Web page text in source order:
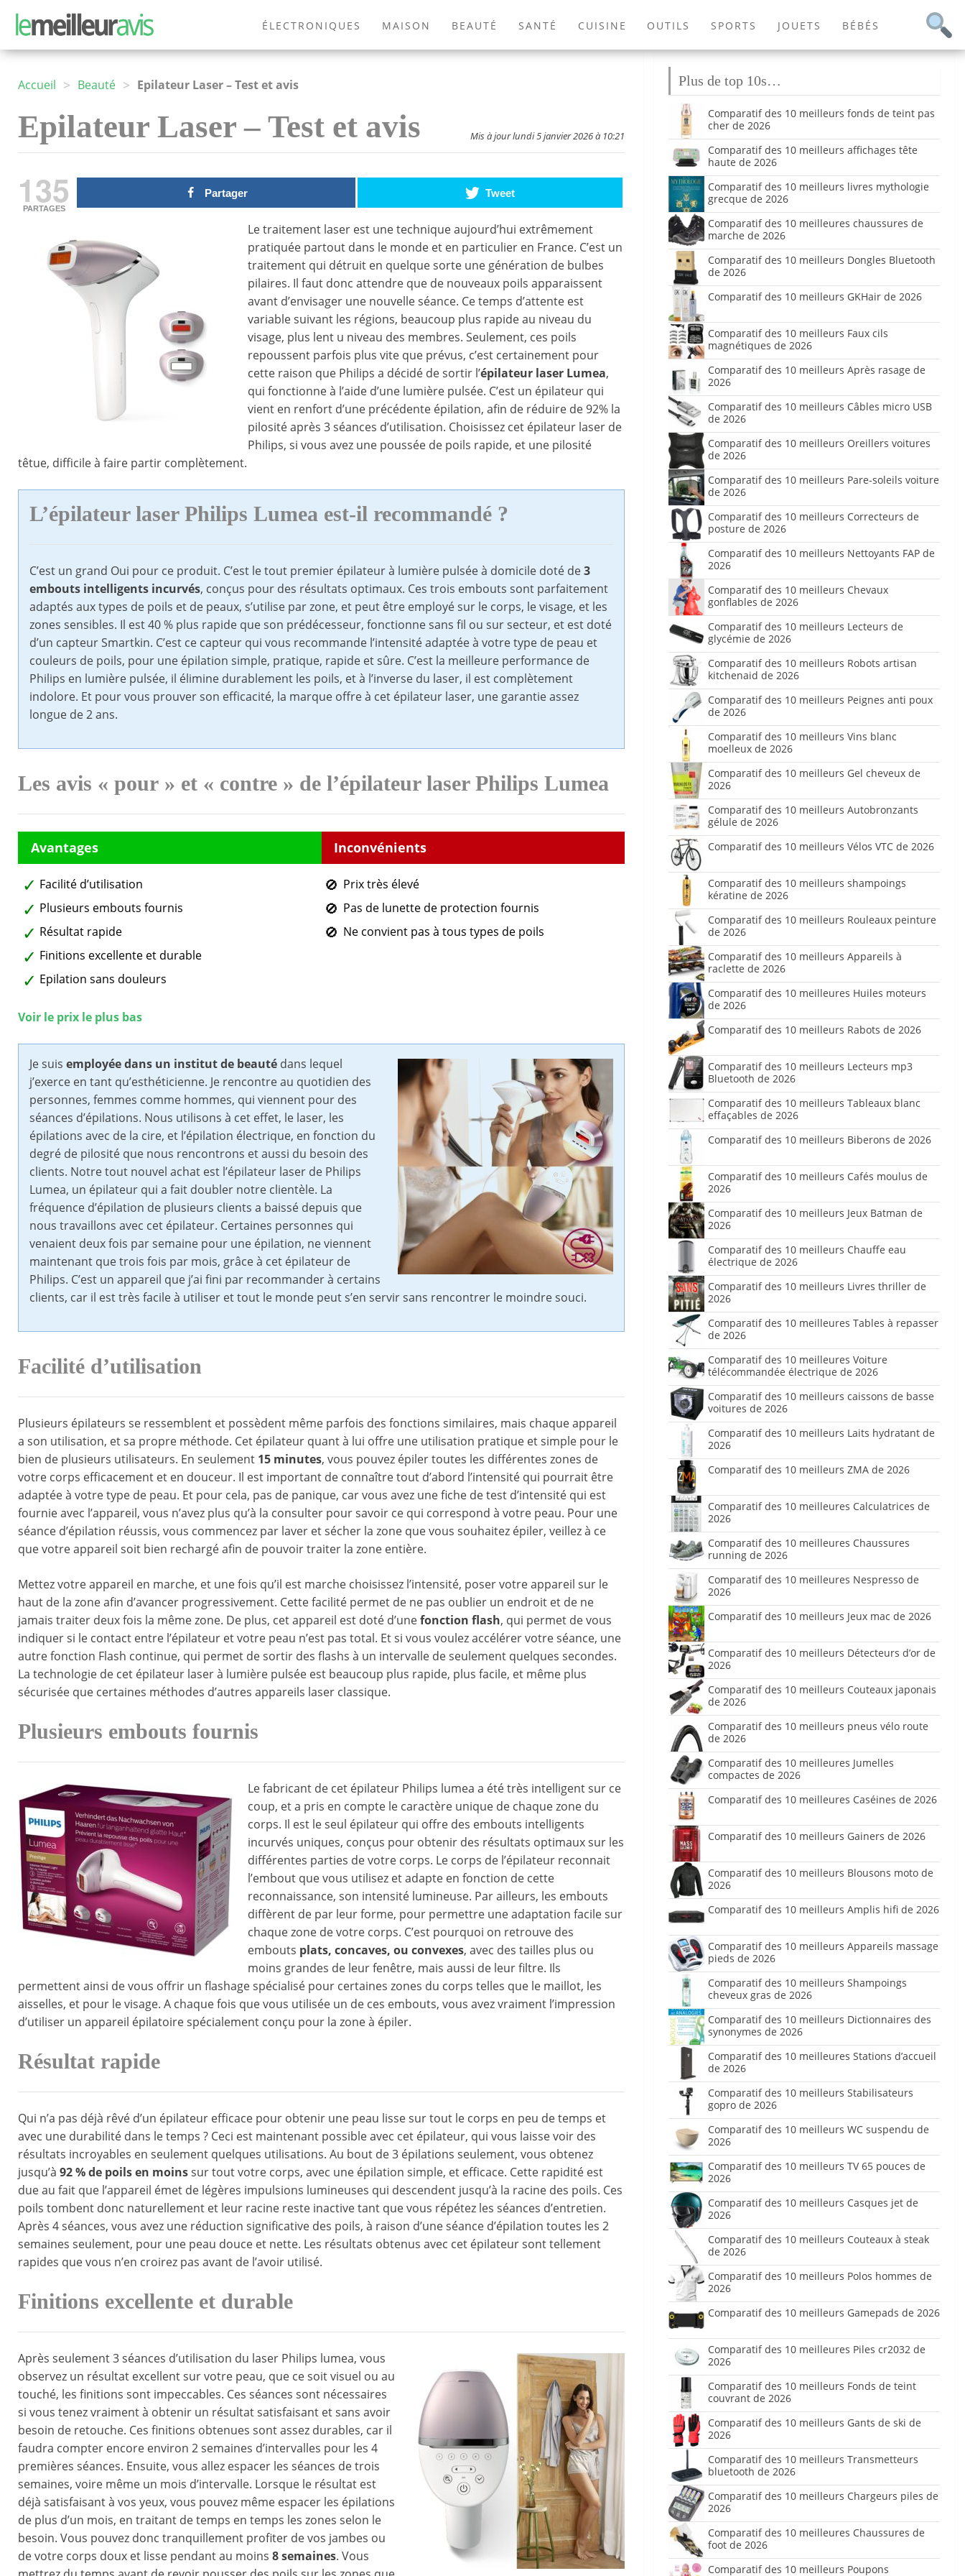
ÉLECTRONIQUES MAISON BEAUTÉ SANTÉ CUISINE OUTILS SPORTS JOUETS BÉBÉS
MODE EXTÉRIEUR ANIMAUX JEUX VIDÉOS LIVRES
Accueil > Beauté > Epilateur Laser – Test et avis
Epilateur Laser – Test et avis Mis à jour lundi 5 janvier 2026 à 10:21
135
PARTAGES
Partager Tweet
Le traitement laser est une technique aujourd’hui extrêmement
pratiquée partout dans le monde et en particulier en France. C’est un
traitement qui détruit en quelque sorte une génération de bulbes
pilaires. Il faut donc attendre que de nouveaux poils apparaissent
avant d’envisager une nouvelle séance. Ce temps d’attente est
variable suivant les régions, beaucoup plus rapide au niveau du
visage, plus lent u niveau des membres. Seulement, ces poils
repoussent parfois plus vite que prévus, c’est certainement pour
cette raison que Philips a décidé de sortir l’épilateur laser Lumea,
qui fonctionne à l’aide d’une lumière pulsée. C’est un épilateur qui
vient en renfort d’une précédente épilation, afin de réduire de 92% la
pilosité après 3 séances d’utilisation. Choisissez cet épilateur laser de
Philips, si vous avez une poussée de poils rapide, et une pilosité
têtue, difficile à faire partir complètement.
L’épilateur laser Philips Lumea est-il recommandé ?
C’est un grand Oui pour ce produit. C’est le tout premier épilateur à lumière pulsée à domicile doté de3
embouts intelligents incurvés, conçus pour des résultats optimaux. Ces trois embouts sont parfaitement
adaptés aux types de poils et de peaux, s’utilise par zone, et peut être employé sur le corps, le visage, et les
zones sensibles. Il est 40 % plus rapide que son prédécesseur, fonctionne sans fil ou sur secteur, et est doté
d’un capteur Smartkin. C’est ce capteur qui vous recommande l’intensité adaptée à votre type de peau et
couleurs de poils, pour une épilation simple, pratique, rapide et sûre. C’est la meilleure performance de
Philips en lumière pulsée, il élimine durablement les poils, et à l’inverse du laser, il est complètement
indolore. Et pour vous prouver son efficacité, la marque offre à cet épilateur laser, une garantie assez
longue de 2 ans.
Les avis « pour » et « contre » de l’épilateur laser Philips Lumea
Facilité d’utilisation
Plusieurs embouts fournis
Résultat rapide
Finitions excellente et durable
Epilation sans douleurs
Prix très élevé
Pas de lunette de protection fournis
Ne convient pas à tous types de poils
Voir le prix le plus bas
Je suis employée dans un institut de beauté dans lequel
j’exerce en tant qu’esthéticienne. Je rencontre au quotidien des
personnes, femmes comme hommes, qui viennent pour des
séances d’épilations. Nous utilisons à cet effet, le laser, les
épilations avec de la cire, et l’épilation électrique, en fonction du
degré de pilosité que nous rencontrons et aussi du besoin des
clients. Notre tout nouvel achat est l’épilateur laser de Philips
Lumea, un épilateur qui a fait doubler notre clientèle. La
fréquence d’épilation de plusieurs clients a baissé depuis que
nous travaillons avec cet épilateur. Certaines personnes qui
venaient deux fois par semaine pour une épilation, ne viennent
maintenant que trois fois par mois, grâce à cet épilateur de
Philips. C’est un appareil que j’ai fini par recommander à certains
clients, car il est très facile à utiliser et tout le monde peut s’en servir sans rencontrer le moindre souci.
Facilité d’utilisation
Plusieurs épilateurs se ressemblent et possèdent même parfois des fonctions similaires, mais chaque appareil
a son utilisation, et sa propre méthode. Cet épilateur quant à lui offre une utilisation pratique et simple pour le
bien de plusieurs utilisateurs. En seulement 15 minutes, vous pouvez épiler toutes les différentes zones de
votre corps efficacement et en douceur. Il est important de connaître tout d’abord l’intensité qui pourrait être
adaptée à votre type de peau. Et pour cela, pas de panique, car vous avez une fiche de test d’intensité qui est
fournie avec l’appareil, vous n’avez plus qu’à la consulter pour savoir ce qui correspond à votre peau. Pour une
séance d’épilation réussis, vous commencez par laver et sécher la zone que vous souhaitez épiler, veillez à ce
que votre appareil soit bien rechargé afin de pouvoir traiter la zone entière.
Mettez votre appareil en marche, et une fois qu’il est marche choisissez l’intensité, poser votre appareil sur le
haut de la zone afin d’avancer progressivement. Cette facilité permet de ne pas oublier un endroit et de ne
jamais traiter deux fois la même zone. De plus, cet appareil est doté d’unefonction flash, qui permet de vous
indiquer si le contact entre l’épilateur et votre peau n’est pas total. Et si vous voulez accélérer votre séance, une
autre fonction Flash continue, qui permet de sortir des flashs à un intervalle de seulement quelques secondes.
La technologie de cet épilateur laser à lumière pulsée est beaucoup plus rapide, plus facile, et même plus
sécurisée que certaines méthodes d’autres appareils laser classique.
Plusieurs embouts fournis
Le fabricant de cet épilateur Philips lumea a été très intelligent sur ce
coup, et a pris en compte le caractère unique de chaque zone du
corps. Il est le seul épilateur qui offre des embouts intelligents
incurvés uniques, conçus pour obtenir des résultats optimaux sur les
différentes parties de votre corps. Le corps de l’épilateur reconnait
l’embout que vous utilisez et adapte en fonction de cette
reconnaissance, son intensité lumineuse. Par ailleurs, les embouts
diffèrent de par leur forme, pour permettre une adaptation facile sur
chaque zone de votre corps. C’est pourquoi on retrouve des
embouts plats, concaves, ou convexes, avec des tailles plus ou
moins grandes de leur fenêtre, mais aussi de leur filtre. Ils
permettent ainsi de vous offrir un flashage spécialisé pour certaines zones du corps telles que le maillot, les
aisselles, et pour le visage. A chaque fois que vous utilisée un de ces embouts, vous avez vraiment l’impression
d’utiliser un appareil épilatoire spécialement conçu pour la zone à épiler.
Résultat rapide
Qui n’a pas déjà rêvé d’un épilateur efficace pour obtenir une peau lisse sur tout le corps en peu de temps et
avec une durabilité dans le temps ? Ceci est maintenant possible avec cet épilateur, qui vous laisse voir des
résultats incroyables en seulement quelques utilisations. Au bout de 3 épilations seulement, vous obtenez
jusqu’à 92 % de poils en moinssur tout votre corps, avec une épilation simple, et efficace. Cette rapidité est
due au fait que l’appareil émet de légères impulsions lumineuses qui descendent jusqu’à la racine des poils. Ces
poils tombent donc naturellement et leur racine reste inactive tant que vous répétez les séances d’entretien.
Après 4 séances, vous avez une réduction significative des poils, à raison d’une séance d’épilation toutes les 2
semaines seulement, pour une peau douce et nette. Les résultats obtenus avec cet épilateur sont tellement
rapides que vous n’en croirez pas avant de l’avoir utilisé.
Finitions excellente et durable
Après seulement 3 séances d’utilisation du laser Philips lumea, vous
observez un résultat excellent sur votre peau, que ce soit visuel ou au
touché, les finitions sont impeccables. Ces séances sont nécessaires
si vous tenez vraiment à obtenir un résultat satisfaisant et sans avoir
besoin de retouche. Ces finitions obtenues sont assez durables, car il
faudra compter encore environ 2 semaines d’intervalles pour les 4
premières séances. Ensuite, vous allez espacer les séances de trois
semaines, voire même un mois d’intervalle. Lorsque le résultat est
déjà satisfaisant à vos yeux, vous pouvez même espacer les épilations
de plus d’un mois, en traitant de temps en temps les zones selon le
besoin. Vous pouvez donc tranquillement profiter de vos jambes ou
de votre corps doux et lisse pendant au moins 8 semaines. Vous
Plus de top 10s…
Comparatif des 10 meilleurs fonds de teint pas
cher de 2026
Comparatif des 10 meilleurs affichages tête
haute de 2026
Comparatif des 10 meilleurs livres mythologie
grecque de 2026
Comparatif des 10 meilleures chaussures de
marche de 2026
Comparatif des 10 meilleurs Dongles Bluetooth
de 2026
Comparatif des 10 meilleurs GKHair de 2026
Comparatif des 10 meilleurs Faux cils
magnétiques de 2026
Comparatif des 10 meilleurs Après rasage de
2026
Comparatif des 10 meilleurs Câbles micro USB
de 2026
Comparatif des 10 meilleurs Oreillers voitures
de 2026
Comparatif des 10 meilleurs Pare-soleils voiture
de 2026
Comparatif des 10 meilleurs Correcteurs de
posture de 2026
Comparatif des 10 meilleurs Nettoyants FAP de
2026
Comparatif des 10 meilleurs Chevaux
gonflables de 2026
Comparatif des 10 meilleurs Lecteurs de
glycémie de 2026
Comparatif des 10 meilleurs Robots artisan
kitchenaid de 2026
Comparatif des 10 meilleurs Peignes anti poux
de 2026
Comparatif des 10 meilleurs Vins blanc
moelleux de 2026
Comparatif des 10 meilleurs Gel cheveux de
2026
Comparatif des 10 meilleurs Autobronzants
gélule de 2026
Comparatif des 10 meilleurs Vélos VTC de 2026
Comparatif des 10 meilleurs shampoings
kératine de 2026
Comparatif des 10 meilleurs Rouleaux peinture
de 2026
Comparatif des 10 meilleurs Appareils à
raclette de 2026
Comparatif des 10 meilleures Huiles moteurs
de 2026
Comparatif des 10 meilleurs Rabots de 2026
Comparatif des 10 meilleurs Lecteurs mp3
Bluetooth de 2026
Comparatif des 10 meilleurs Tableaux blanc
effaçables de 2026
Comparatif des 10 meilleurs Biberons de 2026
Comparatif des 10 meilleurs Cafés moulus de
2026
Comparatif des 10 meilleurs Jeux Batman de
2026
Comparatif des 10 meilleurs Chauffe eau
électrique de 2026
Comparatif des 10 meilleurs Livres thriller de
2026
Comparatif des 10 meilleures Tables à repasser
de 2026
Comparatif des 10 meilleures Voiture
télécommandée électrique de 2026
Comparatif des 10 meilleurs caissons de basse
voitures de 2026
Comparatif des 10 meilleurs Laits hydratant de
2026
Comparatif des 10 meilleurs ZMA de 2026
Comparatif des 10 meilleures Calculatrices de
2026
Comparatif des 10 meilleures Chaussures
running de 2026
Comparatif des 10 meilleures Nespresso de
2026
Comparatif des 10 meilleurs Jeux mac de 2026
Comparatif des 10 meilleurs Détecteurs d’or de
2026
Comparatif des 10 meilleurs Couteaux japonais
de 2026
Comparatif des 10 meilleurs pneus vélo route
de 2026
Comparatif des 10 meilleures Jumelles
compactes de 2026
Comparatif des 10 meilleures Caséines de 2026
Comparatif des 10 meilleurs Gainers de 2026
Comparatif des 10 meilleurs Blousons moto de
2026
Comparatif des 10 meilleurs Amplis hifi de 2026
Comparatif des 10 meilleurs Appareils massage
pieds de 2026
Comparatif des 10 meilleurs Shampoings
cheveux gras de 2026
Comparatif des 10 meilleurs Dictionnaires des
synonymes de 2026
Comparatif des 10 meilleures Stations d’accueil
de 2026
Comparatif des 10 meilleurs Stabilisateurs
gopro de 2026
Comparatif des 10 meilleurs WC suspendu de
2026
Comparatif des 10 meilleurs TV 65 pouces de
2026
Comparatif des 10 meilleurs Casques jet de
2026
Comparatif des 10 meilleurs Couteaux à steak
de 2026
Comparatif des 10 meilleurs Polos hommes de
2026
Comparatif des 10 meilleurs Gamepads de 2026
Comparatif des 10 meilleures Piles cr2032 de
2026
Comparatif des 10 meilleurs Fonds de teint
couvrant de 2026
Comparatif des 10 meilleurs Gants de ski de
2026
Comparatif des 10 meilleurs Transmetteurs
bluetooth de 2026
Comparatif des 10 meilleurs Chargeurs piles de
2026
Comparatif des 10 meilleures Chaussures de
foot de 2026
Comparatif des 10 meilleurs Poupons